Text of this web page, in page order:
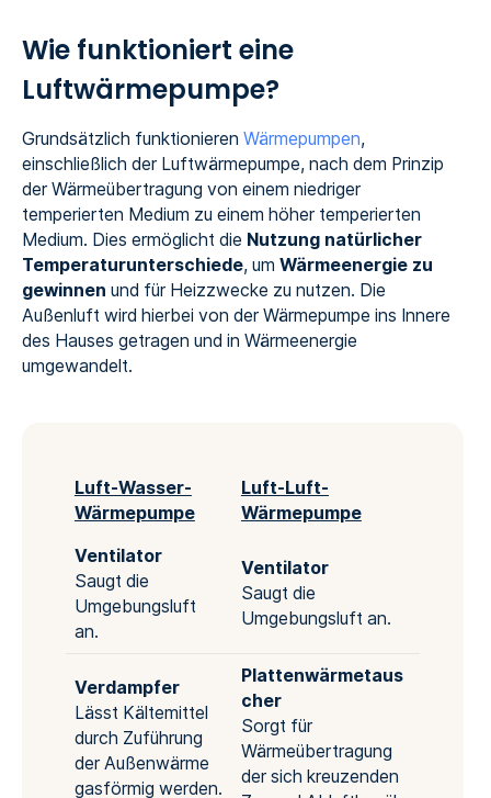
Wie funktioniert eine
Luftwärmepumpe?
Grundsätzlich funktionieren Wärmepumpen,
einschließlich der Luftwärmepumpe, nach dem Prinzip
der Wärmeübertragung von einem niedriger
temperierten Medium zu einem höher temperierten
Medium. Dies ermöglicht die Nutzung natürlicher
Temperaturunterschiede, um Wärmeenergie zu
gewinnen und für Heizzwecke zu nutzen. Die
Außenluft wird hierbei von der Wärmepumpe ins Innere
des Hauses getragen und in Wärmeenergie
umgewandelt.
Luft-Wasser-
Wärmepumpe
Luft-Luft-
Wärmepumpe
Ventilator
Saugt die
Umgebungsluft
an.
Ventilator
Saugt die
Umgebungsluft an.
Verdampfer
Lässt Kältemittel
durch Zuführung
der Außenwärme
gasförmig werden.
Plattenwärmetaus
cher
Sorgt für
Wärmeübertragung
der sich kreuzenden